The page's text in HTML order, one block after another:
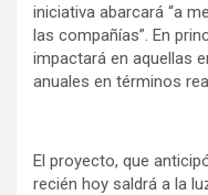
iniciativa abarcará “a
las compañías”. En
impactará en aquellas
anuales en términos
El proyecto, que
recién hoy saldrá a la